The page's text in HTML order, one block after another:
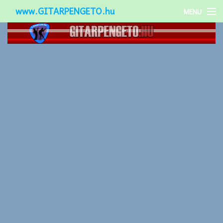
www.GITARPENGETO.hu MENU
Népszerű-